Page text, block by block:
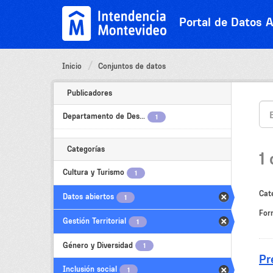
Portal de Datos
Inicio Conjuntos de datos
Publicadores
Departamento de Des... 1
Categorías
Cultura y Turismo 1
Datos abiertos 1
Gestión Territorial 1
Género y Diversidad 1
Inclusión social 1
1